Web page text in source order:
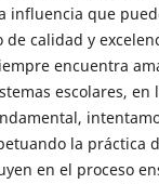
influencia que
de calidad y
encuentra
escolares,
la práctica
en el proceso